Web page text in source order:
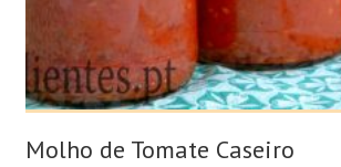
Molho de Tomate Caseiro